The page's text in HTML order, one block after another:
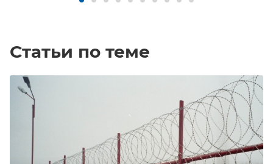
Статьи по теме